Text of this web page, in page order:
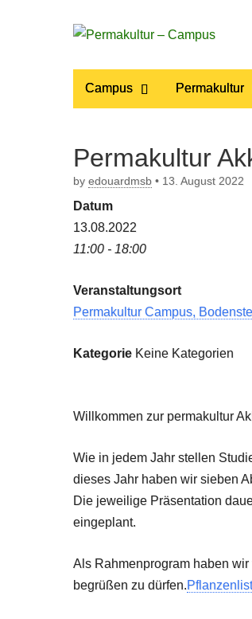
–
Main
menu
Campus Permakultur
Permakultur
by edouardmsb • 13. August 2022
Datum
13.08.2022
11:00 - 18:00
Veranstaltungsort
Permakultur Campus,
Kategorie Keine Kategorien
Willkommen zur permakultur
Wie in jedem Jahr stellen
dieses Jahr haben wir sieben
Die jeweilige Präsentation
eingeplant.
Als Rahmenprogram haben
begrüßen zu dürfen.